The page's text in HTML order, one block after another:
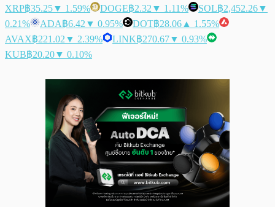
XRP฿35.25▼ 1.59% DOGE฿2.32 ▼ 1.11% SOL฿2,452.26▼
0.21%
ADA฿6.42 ▼ 0.95% DOT฿28.06 ▲ 1.55%
AVAX฿221.02 ▼ 2.39% LINK฿270.67▼ 0.93%
KUB฿20.20▼ 0.10%